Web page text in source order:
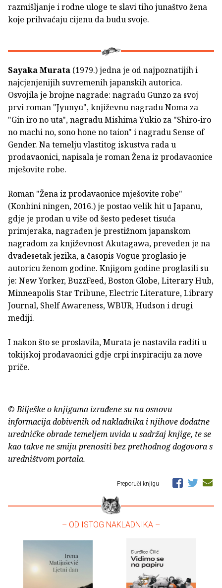
razmišljanje i rodne uloge te slavi tiho junaštvo žena
koje prihvaćaju cijenu da budu svoje.
Sayaka Murata (1979.) jedna je od najpoznatijih i
najcjenjenijih suvremenih japanskih autorica.
Osvojila je brojne nagrade: nagradu Gunzo za svoj
prvi roman "Jyunyū", književnu nagradu Noma za
"Gin iro no uta", nagradu Mishima Yukio za "Shiro-iro
no machi no, sono hone no taion" i nagradu Sense of
Gender. Na temelju vlastitog iskustva rada u
prodavaonici, napisala je roman Žena iz prodavaonice
mješovite robe.
Roman "Žena iz prodavaonice mješovite robe"
(Konbini ningen, 2016.) je postao velik hit u Japanu,
gdje je prodan u više od šesto pedeset tisuća
primjeraka, nagrađen je prestižnom japanskom
nagradom za književnost Akutagawa, preveden je na
dvadesetak jezika, a časopis Vogue proglasio je
autoricu ženom godine. Knjigom godine proglasili su
je: New Yorker, BuzzFeed, Boston Globe, Literary Hub,
Minneapolis Star Tribune, Electric Literature, Library
Journal, Shelf Awareness, WBUR, Hudson i drugi
mediji.
I nakon što se proslavila, Murata je nastavila raditi u
tokijskoj prodavaonici gdje crpi inspiraciju za nove
priče.
© Bilješke o knjigama izrađene su na osnovu
informacija dobivenih od nakladnika i njihove dodatne
uredničke obrade temeljem uvida u sadržaj knjige, te se
kao takve ne smiju prenositi bez prethodnog dogovora s
uredništvom portala.
Preporuči knjigu
– OD ISTOG NAKLADNIKA –